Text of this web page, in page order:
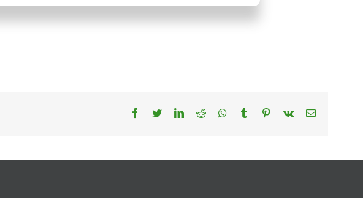
Facebook
TwitterLinkedIn
Reddit Whatsapp
Tumblr Pinterest
Vk Email